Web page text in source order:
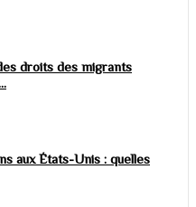
droits des migrants
aux États-Unis : quelles